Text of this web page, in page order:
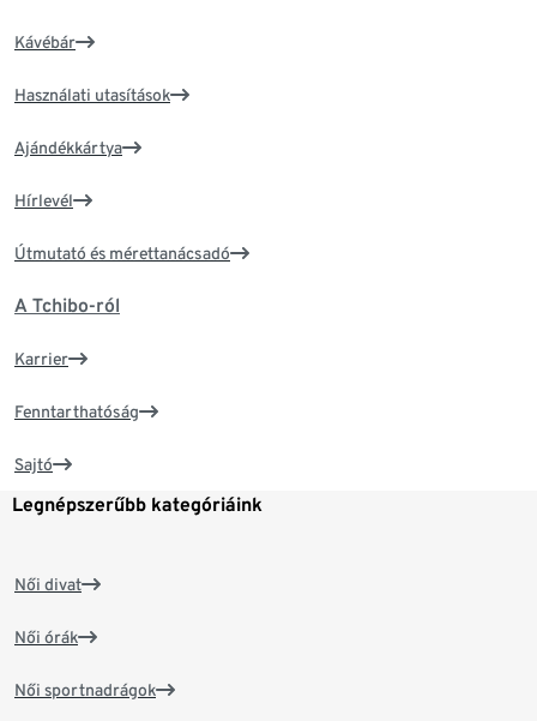
Kávébár
Használati utasítások
Ajándékkártya
Hírlevél
Útmutató és mérettanácsadó
A Tchibo-ról
Karrier
Fenntarthatóság
Sajtó
Legnépszerűbb kategóriáink
Női divat
Női órák
Női sportnadrágok